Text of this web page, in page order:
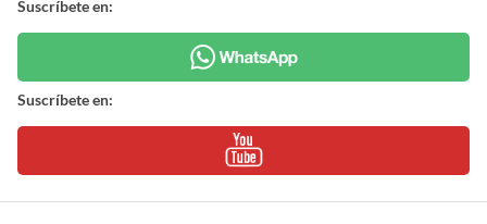
Suscríbete en:
Suscríbete en: